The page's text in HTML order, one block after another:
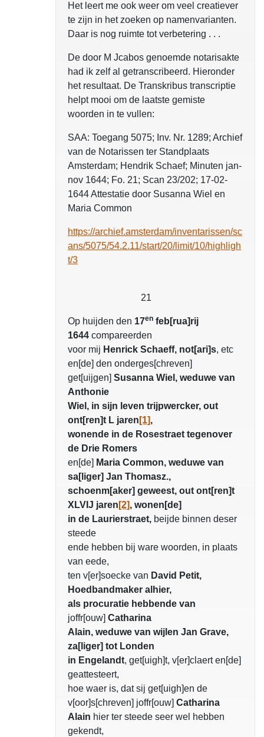
Het leert me ook weer om veel creatiever
te zijn in het zoeken op namenvarianten.
Daar is nog ruimte tot verbetering . . .
De door M Jcabos genoemde notarisakte
had ik zelf al getranscribeerd. Hieronder
het resultaat. De Transkribus transcriptie
helpt mooi om de laatste gemiste
woorden in te vullen:
SAA: Toegang 5075; Inv. Nr. 1289; Archief
van de Notarissen ter Standplaats
Amsterdam; Hendrik Schaef; Minuten jan-
nov 1644; Fo. 21; Scan 23/202; 17-02-
1644 Attestatie door Susanna Wiel en
Maria Common
https://archief.amsterdam/inventarissen/sc
ans/5075/54.2.11/start/20/limit/10/highligh
t/3
21
Op huijden den 17en feb[rua]rij
1644 compareerden
voor mij Henrick Schaeff, not[ari]s, etc
en[de] den onderges[chreven]
get[uijgen] Susanna Wiel, weduwe van
Anthonie
Wiel, in sijn leven trijpwercker, out
ont[ren]t L jaren [1],
wonende in de Rosestraet tegenover
de Drie Romers
en[de] Maria Common, weduwe van
sa[liger] Jan Thomasz.,
schoenm[aker] geweest, out ont[ren]t
XLVIJ jaren [2], wonen[de]
in de Laurierstraet, beijde binnen deser
steede
ende hebben bij ware woorden, in plaats
van eede,
ten v[er]soecke van David Petit,
Hoedbandmaker alhier,
als procuratie hebbende van
joffr[ouw] Catharina
Alain, weduwe van wijlen Jan Grave,
za[liger] tot Londen
in Engelandt, get[uigh]t, v[er]claert en[de]
geattesteert,
hoe waer is, dat sij get[uigh]en de
v[oor]s[chreven] joffr[ouw] Catharina
Alain hier ter steede seer wel hebben
gekendt,